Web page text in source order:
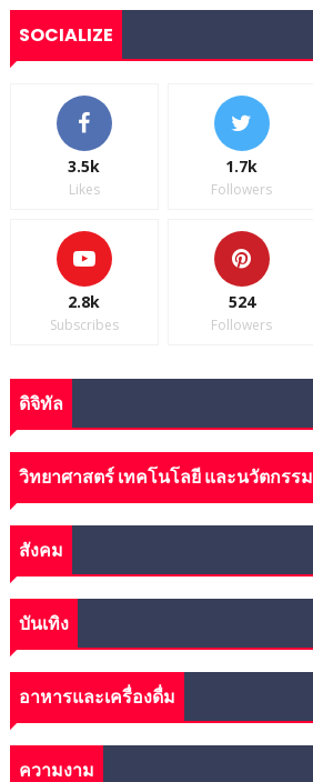
SOCIALIZE
3.5k
Likes
1.7k
Followers
2.8k
Subscribes
524
Followers
ดิจิทัล
วิทยาศาสตร์ เทคโนโลยี และนวัตกรรม
สังคม
บันเทิง
อาหารและเครื่องดื่ม
ความงาม